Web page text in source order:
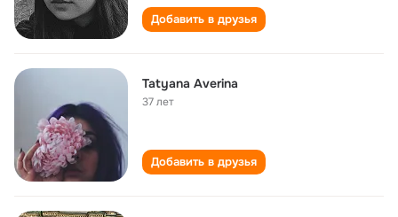
Добавить в друзья
Tatyana Averina
37 лет
Добавить в друзья